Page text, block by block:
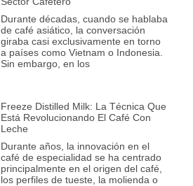
Durante décadas, cuando se hablaba
de café asiático, la conversación
giraba casi exclusivamente en torno
a países como Vietnam o Indonesia.
Sin embargo, en los
Freeze Distilled Milk: La Técnica Que
Está Revolucionando El Café Con
Leche
Durante años, la innovación en el
café de especialidad se ha centrado
principalmente en el origen del café,
los perfiles de tueste, la molienda o